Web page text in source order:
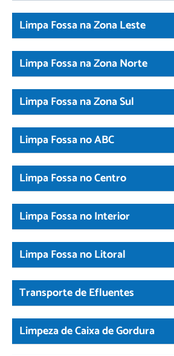
Limpa Fossa na Zona Leste
Limpa Fossa na Zona Norte
Limpa Fossa na Zona Sul
Limpa Fossa no ABC
Limpa Fossa no Centro
Limpa Fossa no Interior
Limpa Fossa no Litoral
Transporte de Efluentes
Limpeza de Caixa de Gordura